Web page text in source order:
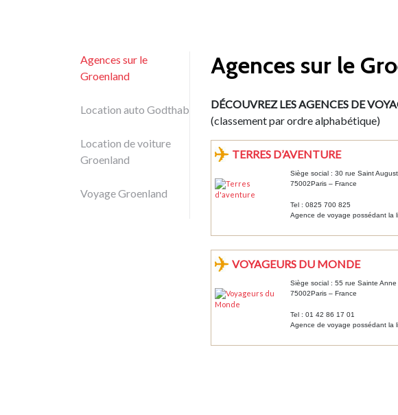
Agences sur le
Groenland
Location auto Godthab
Location de voiture
Groenland
Voyage Groenland
Agences sur le
DÉCOUVREZ LES AGENCES DE
(classement par ordre alphabétique)
TERRES D’AVENTURE
Siège social : 30 rue Saint
75002Paris – France
Tel : 0825 700 825
Agence de voyage possédant la
VOYAGEURS DU MONDE
Siège social : 55 rue Sainte Anne
75002Paris – France
Tel : 01 42 86 17 01
Agence de voyage possédant la